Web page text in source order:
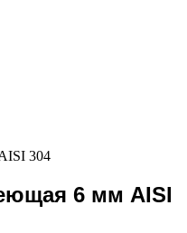
304
6 мм AISI